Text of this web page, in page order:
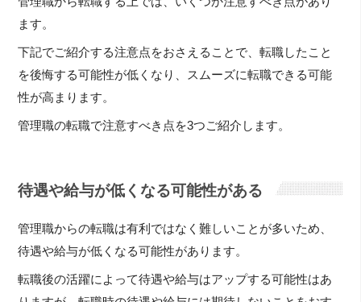
ます。
下記でご紹介する注意点をおさえることで、転職したこと
を後悔する可能性が低くなり、スムーズに転職できる可能
性が高まります。
管理職の転職で注意すべき点を3つご紹介します。
待遇や給与が低くなる可能性がある
管理職からの転職は有利ではなく難しいことが多いため、
待遇や給与が低くなる可能性があります。
転職後の活躍によって待遇や給与はアップする可能性はあ